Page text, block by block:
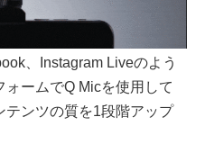
、Instagram Liveのよう
ームでQ Micを使用して
テンツの質を1段階アップ